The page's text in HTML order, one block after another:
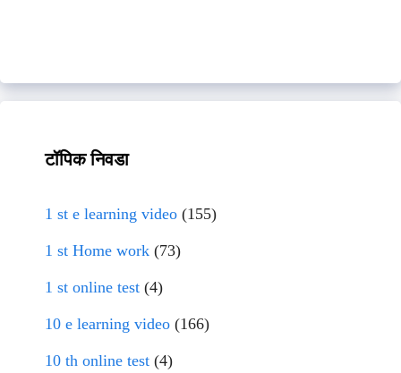
टॉपिक निवडा
1 st e learning video (155)
1 st Home work (73)
1 st online test (4)
10 e learning video (166)
10 th online test (4)